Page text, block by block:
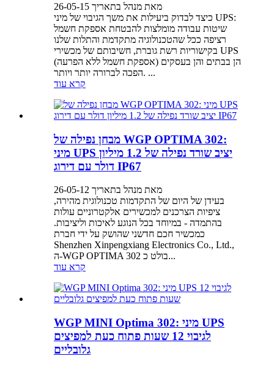
מאת מנהל בתאריך 26-05-15
כיצד לבדוק ביעילות את משך הגיבוי של מיני UPS:
שיטות עבודה מומלצות להבטחת אספקת חשמל
רציפה ככל שהטכנולוגיה מתקדמת והתלות שלנו
בקישוריות רשת גוברת, חשיבותם של מכשירי UPS
(אספקת חשמל ללא הפרעה) הן בבתים והן בעסקים
הפכה לברורה יותר ויותר. ...
קרא עוד
מבחן נפילה של WGP OPTIMA 302:
מיני UPS יציב שורד נפילה של 1.2 מיליון
דולר עם דירוג IP67
מאת מנהל בתאריך 26-05-12
בעידן של היום של התקדמות טכנולוגית מהירה,
ציפיות הצרכנים למכשירים אלקטרוניים עולות
בהתמדה - במיוחד בכל הנוגע לאיכות וליציבות.
כמכשיר חכם חדשני שהושק על ידי חברת
Shenzhen Xinpengxiang Electronics Co., Ltd.,
ה-WGP OPTIMA 302 בולט כ...
קרא עוד
WGP MINI Optima 302: מיני UPS
לגיבוי 12 שעות פתוח כעת למפיצים
גלובליים